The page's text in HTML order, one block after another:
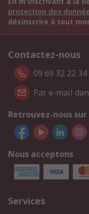
protection des
désinscrire à tout
Contactez-nous
09 69 32 22
Par e-mail
Retrouvez-nous sur
Nous acceptons
Services